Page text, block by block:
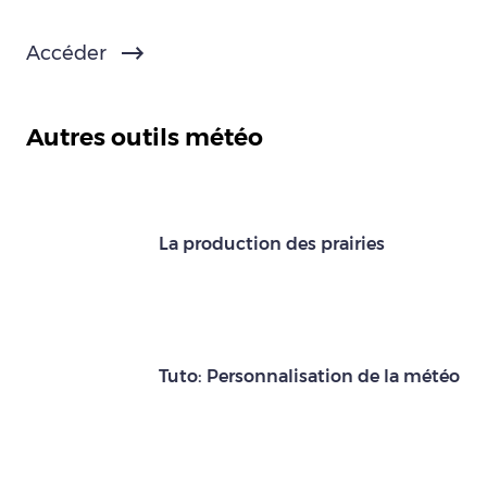
Accéder
Autres outils météo
La production des prairies
Tuto: Personnalisation de la météo